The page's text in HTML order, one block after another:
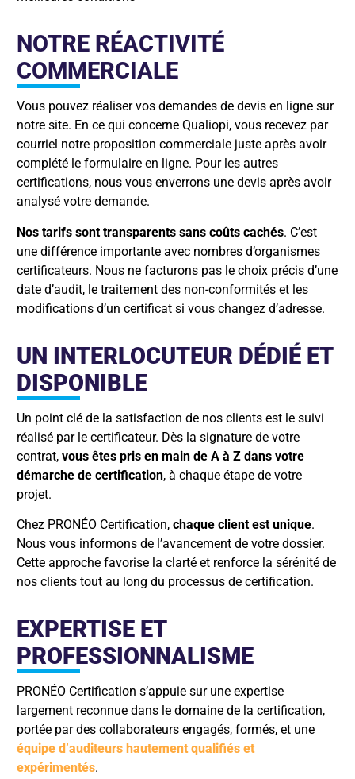
NOTRE RÉACTIVITÉ
COMMERCIALE
Vous pouvez réaliser vos demandes de devis en ligne sur
notre site. En ce qui concerne Qualiopi, vous recevez par
courriel notre proposition commerciale juste après avoir
complété le formulaire en ligne. Pour les autres
certifications, nous vous enverrons une devis après avoir
analysé votre demande.
Nos tarifs sont transparents sans coûts cachés. C’est
une différence importante avec nombres d’organismes
certificateurs. Nous ne facturons pas le choix précis d’une
date d’audit, le traitement des non-conformités et les
modifications d’un certificat si vous changez d’adresse.
UN INTERLOCUTEUR DÉDIÉ ET
DISPONIBLE
Un point clé de la satisfaction de nos clients est le suivi
réalisé par le certificateur. Dès la signature de votre
contrat, vous êtes pris en main de A à Z dans votre
démarche de certification, à chaque étape de votre
projet.
Chez PRONÉO Certification, chaque client est unique.
Nous vous informons de l’avancement de votre dossier.
Cette approche favorise la clarté et renforce la sérénité de
nos clients tout au long du processus de certification.
EXPERTISE ET
PROFESSIONNALISME
PRONÉO Certification s’appuie sur une expertise
largement reconnue dans le domaine de la certification,
portée par des collaborateurs engagés, formés, et une
équipe d’auditeurs hautement qualifiés et
expérimentés.